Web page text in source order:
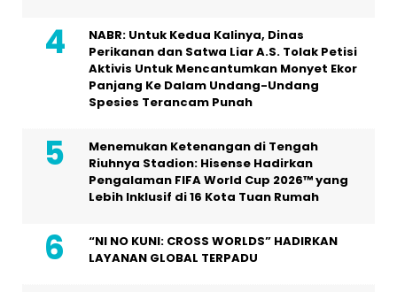
NABR: Untuk Kedua Kalinya, Dinas
Perikanan dan Satwa Liar A.S. Tolak Petisi
Aktivis Untuk Mencantumkan Monyet Ekor
Panjang Ke Dalam Undang-Undang
Spesies Terancam Punah
Menemukan Ketenangan di Tengah
Riuhnya Stadion: Hisense Hadirkan
Pengalaman FIFA World Cup 2026™ yang
Lebih Inklusif di 16 Kota Tuan Rumah
“NI NO KUNI: CROSS WORLDS” HADIRKAN
LAYANAN GLOBAL TERPADU